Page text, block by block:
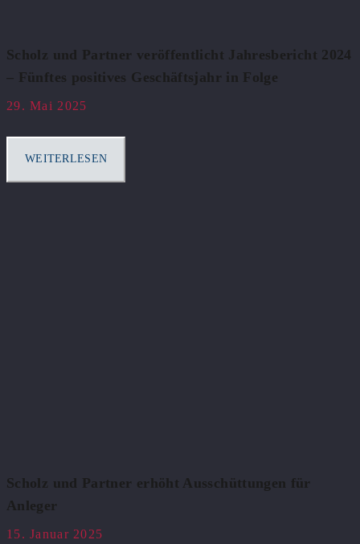
Scholz und Partner veröffentlicht Jahresbericht 2024
– Fünftes positives Geschäftsjahr in Folge
29. Mai 2025
WEITERLESEN
Scholz und Partner erhöht Ausschüttungen für
Anleger
15. Januar 2025